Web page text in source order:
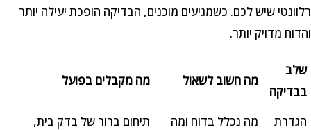
רלוונטי שיש לכם. כשמגיעים מוכנים, הבדיקה הופכת יעילה יותר
והדוח מדויק יותר.
שלב
בבדיקה
מה חשוב לשאול מה מקבלים בפועל
הגדרת
מה נכלל בדוח ומה
תיחום ברור של בדק בית,